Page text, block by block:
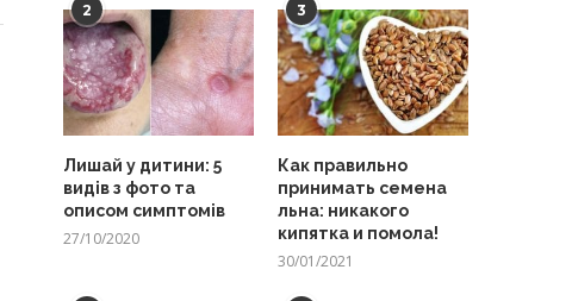
2
Лишай у дитини: 5
видів з фото та
описом симптомів
27/10/2020
3
Как правильно
принимать семена
льна: никакого
кипятка и помола!
30/01/2021